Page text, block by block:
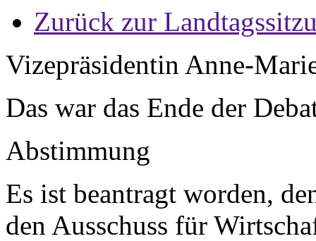
Zurück zur
Vizepräsidentin Anne-
Das war das Ende der
Abstimmung
Es ist beantragt worden,
den Ausschuss für